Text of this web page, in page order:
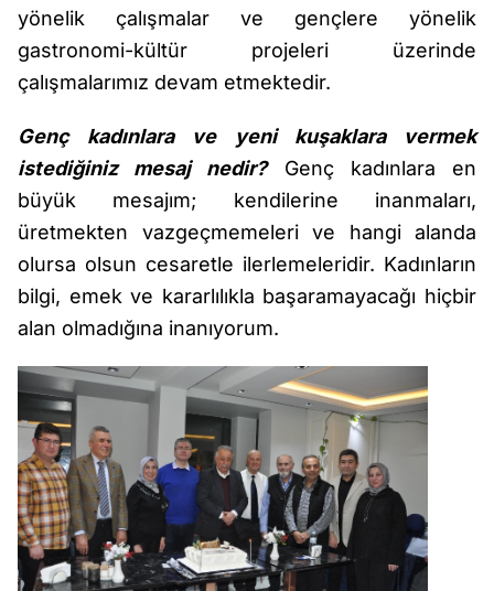
yönelik çalışmalar ve gençlere yönelik
gastronomi-kültür projeleri üzerinde
çalışmalarımız devam etmektedir.
Genç kadınlara ve yeni kuşaklara vermek
istediğiniz mesaj nedir?Genç kadınlara en
büyük mesajım; kendilerine inanmaları,
üretmekten vazgeçmemeleri ve hangi alanda
olursa olsun cesaretle ilerlemeleridir. Kadınların
bilgi, emek ve kararlılıkla başaramayacağı hiçbir
alan olmadığına inanıyorum.